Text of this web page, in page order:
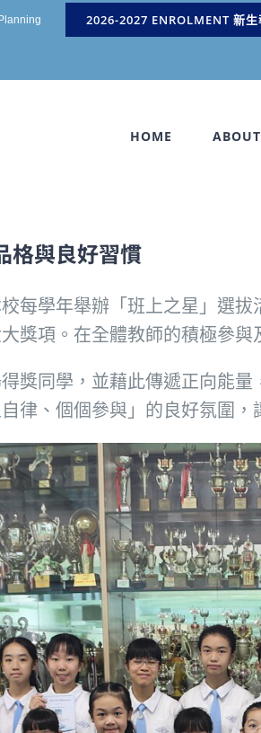
2026-2027 ENROLMENT 新生
HOME
格與良好習慣
每學年舉辦「班上之星」選
獎項。在全體教師的積極參與
獎同學，並藉此傳遞正向能
律、個個參與」的良好氛圍，